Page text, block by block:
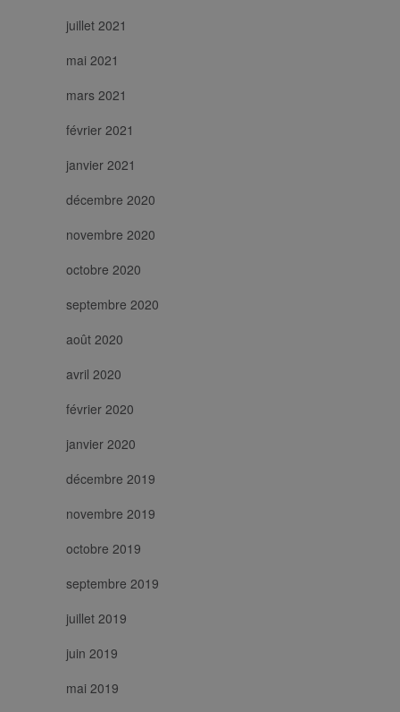
juillet 2021
mai 2021
mars 2021
février 2021
janvier 2021
décembre 2020
novembre 2020
octobre 2020
septembre 2020
août 2020
avril 2020
février 2020
janvier 2020
décembre 2019
novembre 2019
octobre 2019
septembre 2019
juillet 2019
juin 2019
mai 2019